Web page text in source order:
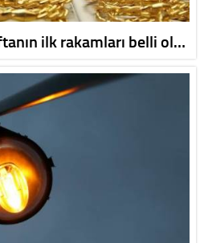
ilk rakamları belli ol…